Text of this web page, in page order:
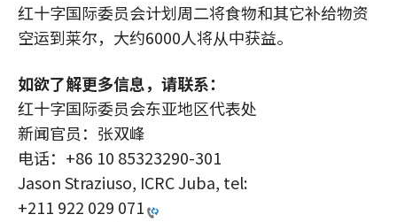
红十字国际委员会计划周二将食物和其它补给物资
空运到莱尔，大约6000人将从中获益。
如欲了解更多信息，请联系：
红十字国际委员会东亚地区代表处
新闻官员：张双峰
电话：+86 10 85323290-301
Jason Straziuso, ICRC Juba, tel:
+211 922 029 071